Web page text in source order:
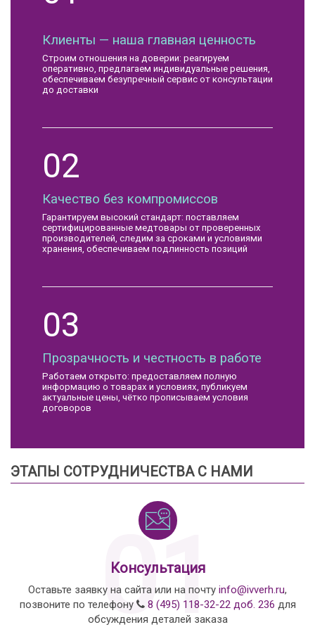
Клиенты — наша главная ценность
Строим отношения на доверии: реагируем
оперативно, предлагаем индивидуальные решения,
обеспечиваем безупречный сервис от консультации
до доставки
02
Качество без компромиссов
Гарантируем высокий стандарт: поставляем
сертифицированные медтовары от проверенных
производителей, следим за сроками и условиями
хранения, обеспечиваем подлинность позиций
03
Прозрачность и честность в работе
Работаем открыто: предоставляем полную
информацию о товарах и условиях, публикуем
актуальные цены, чётко прописываем условия
договоров
ЭТАПЫ СОТРУДНИЧЕСТВА С НАМИ
01
Консультация
Оставьте заявку на сайта или на почту info@ivverh.ru,
позвоните по телефону
8 (495) 118-32-22 доб. 236 для
обсуждения деталей заказа